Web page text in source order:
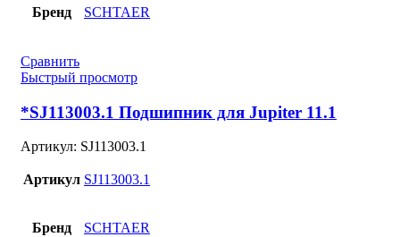
Бренд SCHTAER
Сравнить
Быстрый просмотр
*SJ113003.1 Подшипник для Jupiter 11.1
Артикул: SJ113003.1
Артикул SJ113003.1
Бренд SCHTAER